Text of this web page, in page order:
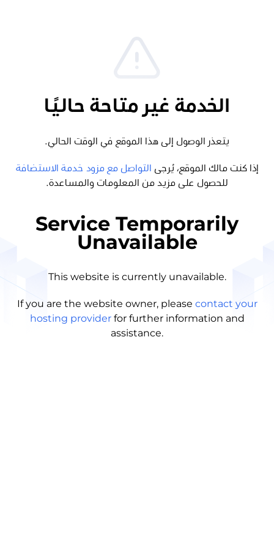
الخدمة غير متاحة حاليًا
يتعذر الوصول إلى هذا الموقع في الوقت الحالي.
إذا كنت مالك الموقع، يُرجى
التواصل مع مزود خدمة الاستضافة
للحصول على مزيد من المعلومات والمساعدة.
Service Temporarily
Unavailable
This website is currently unavailable.
If you are the website owner, please contact your
hosting provider for further information and
assistance.